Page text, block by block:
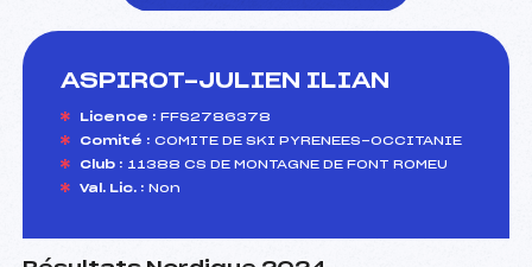
ASPIROT-JULIEN ILIAN
Licence : FFS2786378
Comité : COMITE DE SKI PYRENEES-OCCITANIE
Club : 11388 CS DE MONTAGNE DE FONT ROMEU
Val. Lic. : Non